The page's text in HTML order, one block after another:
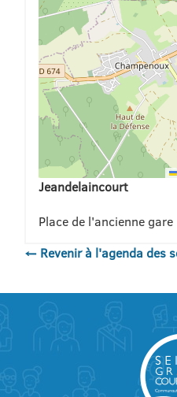
Jeandelaincourt
Place de l'ancienne gare
← Revenir à l'agenda des